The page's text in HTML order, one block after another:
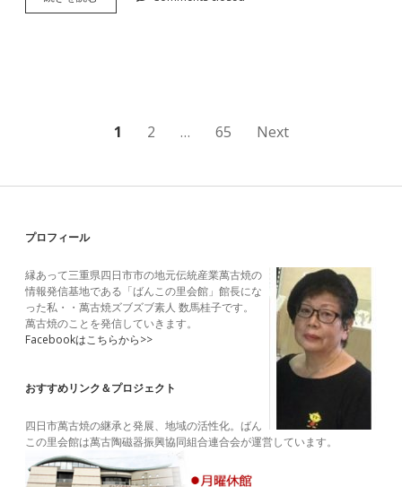
古
会
ペ
ー
ジ
送
1 2 … 65 Next
Sidebar
プロフィール
縁あって三重県四日市市の地元伝統産業萬古焼の
情報発信基地である「ばんこの里会館」館長にな
った私・・萬古焼ズブズブ素人 数馬桂子です。
萬古焼のことを発信していきます。
Facebookはこちらから>>
おすすめリンク＆プロジェクト
四日市萬古焼の継承と発展、地域の活性化。ばん
この里会館は萬古陶磁器振興協同組合連合会が運営しています。